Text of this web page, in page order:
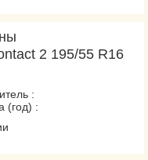
2 195/55 R16
:
(год) :